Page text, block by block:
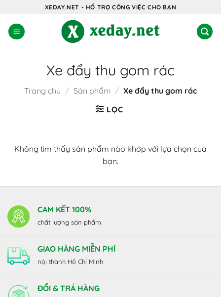
nội
dung
XEDAY.NET - HỔ TRỢ CÔNG VIỆC CHO BẠN
Xe đẩy thu gom rác
Trang chủ / Sản phẩm / Xe đẩy thu gom rác
LỌC
Không tìm thấy sản phẩm nào khớp với lựa chọn của
bạn.
CAM KẾT 100%
chất lượng sản phẩm
GIAO HÀNG MIỄN PHÍ
nội thành Hồ Chí Minh
ĐỔI & TRẢ HÀNG